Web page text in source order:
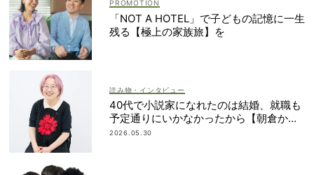
「NOT A HOTEL」で子どもの記憶に一生
残る【極上の家族旅】を
読み物・インタビュー
40代で小説家になれたのは結婚、就職も
予定通りにいかなかったから【朝倉かす
みさん】
2026.05.30